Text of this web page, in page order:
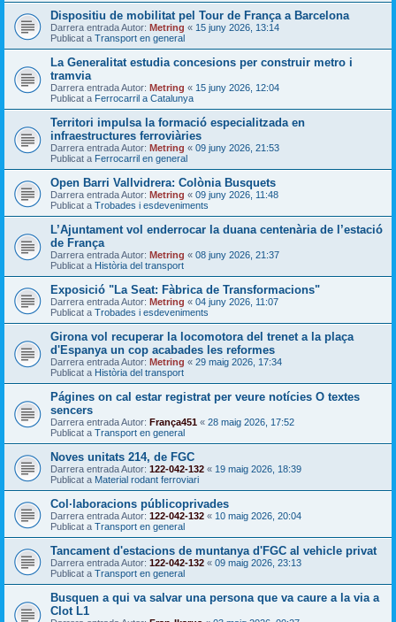
Dispositiu de mobilitat pel Tour de França a Barcelona
Darrera entrada Autor: Metring « 15 juny 2026, 13:14
Publicat a Transport en general
La Generalitat estudia concesions per construir metro i
tramvia
Darrera entrada Autor: Metring « 15 juny 2026, 12:04
Publicat a Ferrocarril a Catalunya
Territori impulsa la formació especialitzada en
infraestructures ferroviàries
Darrera entrada Autor: Metring « 09 juny 2026, 21:53
Publicat a Ferrocarril en general
Open Barri Vallvidrera: Colònia Busquets
Darrera entrada Autor: Metring « 09 juny 2026, 11:48
Publicat a Trobades i esdeveniments
L’Ajuntament vol enderrocar la duana centenària de l’estació
de França
Darrera entrada Autor: Metring « 08 juny 2026, 21:37
Publicat a Història del transport
Exposició "La Seat: Fàbrica de Transformacions"
Darrera entrada Autor: Metring « 04 juny 2026, 11:07
Publicat a Trobades i esdeveniments
Girona vol recuperar la locomotora del trenet a la plaça
d'Espanya un cop acabades les reformes
Darrera entrada Autor: Metring « 29 maig 2026, 17:34
Publicat a Història del transport
Págines on cal estar registrat per veure notícies O textes
sencers
Darrera entrada Autor: França451 « 28 maig 2026, 17:52
Publicat a Transport en general
Noves unitats 214, de FGC
Darrera entrada Autor: 122-042-132 « 19 maig 2026, 18:39
Publicat a Material rodant ferroviari
Col·laboracions públicoprivades
Darrera entrada Autor: 122-042-132 « 10 maig 2026, 20:04
Publicat a Transport en general
Tancament d'estacions de muntanya d'FGC al vehicle privat
Darrera entrada Autor: 122-042-132 « 09 maig 2026, 23:13
Publicat a Transport en general
Busquen a qui va salvar una persona que va caure a la via a
Clot L1